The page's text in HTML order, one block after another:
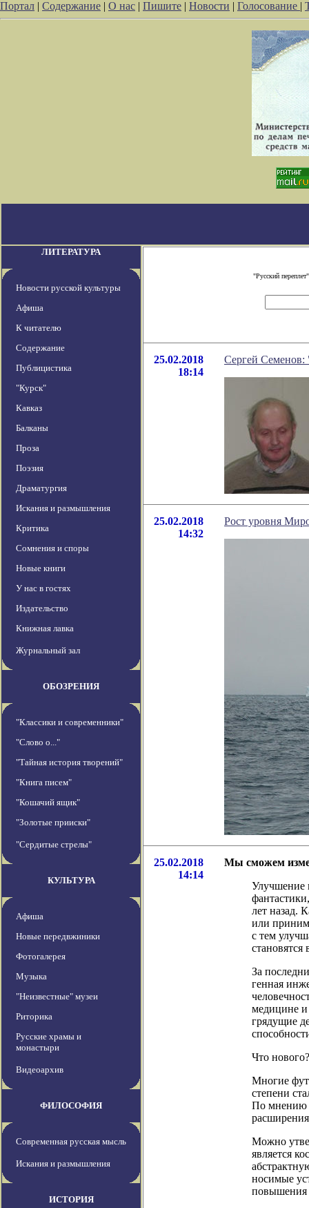
Портал | Содержание | О нас | Пишите | Новости | Голосование |
ЛИТЕРАТУРА
Новости русской культуры
Афиша
К читателю
Содержание
Публицистика
"Курск"
Кавказ
Балканы
Проза
Поэзия
Драматургия
Искания и размышления
Критика
Сомнения и споры
Новые книги
У нас в гостях
Издательство
Книжная лавка
Журнальный зал
ОБОЗРЕНИЯ
"Классики и современники"
"Слово о..."
"Тайная история творений"
"Книга писем"
"Кошачий ящик"
"Золотые прииски"
"Сердитые стрелы"
КУЛЬТУРА
Афиша
Новые передвжиники
Фотогалерея
Музыка
"Неизвестные" музеи
Риторика
Русские храмы и
монастыри
Видеоархив
ФИЛОСОФИЯ
Современная русская мысль
Искания и размышления
ИСТОРИЯ
"Русский
25.02.2018
18:14
Сергей
25.02.2018
14:32
Рост уровня
25.02.2018
14:14
Мы сможем
Улучшение
лет назад.
или
с тем
За
генная
медицине и
грядущие
Что нового?
Многие
степени
По мнению
Можно
является
носимые
повышения